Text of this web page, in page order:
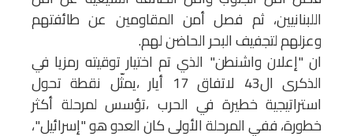
اللبنانيين، ثم فصل أمن المقاومين عن طائفتهم
وعزلهم لتجفيف البحر الحاضن لهم.
ان "إعلان واشنطن" الذي تم اختيار توقيته رمزيا في
الذكرى ال43 لاتفاق 17 أيار ،يمثّل نقطة تحول
استراتيجية خطيرة في الحرب ،تؤسس لمرحلة أكثر
خطورة، ففي المرحلة الأولى كان العدو هو "إسرائيل"،